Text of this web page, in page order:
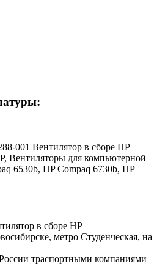
001 Вентилятор в сборе HP
Вентиляторы для компьютерной
6530b, HP Compaq 6730b, HP
в сборе HP
метро Студенческая, на
траспортными компаниями